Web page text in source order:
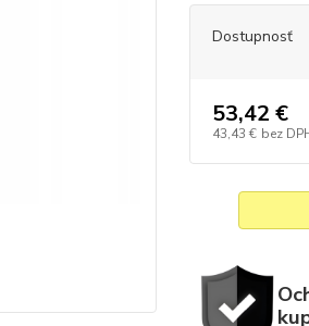
Dostupnosť
53,42 €
43,43 € bez